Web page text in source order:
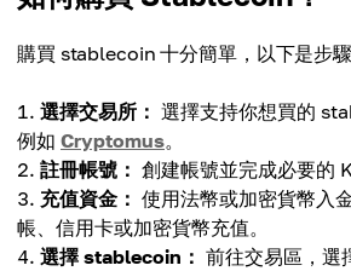
購買 stablecoin 十分簡單，以下是步驟
選擇交易所： 選擇支持你想買的
例如 Cryptomus。
註冊帳號： 創建帳號並完成必要的
充值資金： 使用法幣或加密貨幣入
帳、信用卡或加密貨幣充值。
選擇 stablecoin： 前往交易區，選